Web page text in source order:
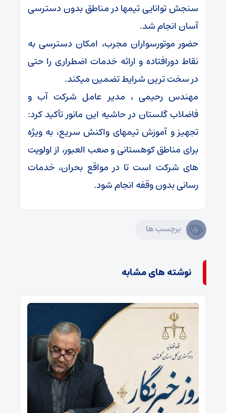
سنجش توانایی تیمها در مناطق بدون دسترسی
آسان انجام شد.
حضور موتورسواران مجرب، امکان دسترسی به
نقاط دورافتاده و ارائه خدمات اضطراری را حتی
در سخت ترین شرایط تضمین میکند.
مهندس رحیمی ، مدیر عامل شرکت آب و
فاضلاب گلستان در حاشیه این مانور تأکید کرد:
تجهیز و آموزش تیمهای واکنش سریع، به ویژه
برای مناطق کوهستانی و صعب العبور، از اولویت
های شرکت است تا در مواقع بحران، خدمات
رسانی بدون وقفه انجام شود.
برچسب ها
نوشته های مشابه